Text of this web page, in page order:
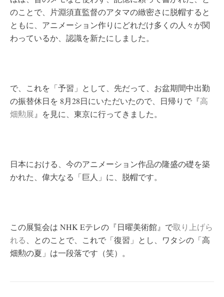
のことで、片淵須直監督のアタマの緻密さに脱帽すると
ともに、アニメーション作りにどれだけ多くの人々が関
わっているか、認識を新たにしました。
で、これを「予習」として、先だって、お盆期間中出勤
の振替休日を 8月28日にいただいたので、日帰りで『高
畑勲展 』を見に、東京に行ってきました。
日本における、今のアニメーション作品の隆盛の礎を築
かれた、偉大なる「巨人」に、脱帽です。
この展覧会は NHK Eテレの『日曜美術館』で取り上げら
れる 、とのことで、これで「復習」とし、ワタシの「高
畑勲の夏」は一段落です（笑）。